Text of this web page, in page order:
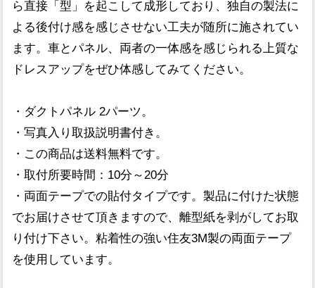
ら直接「型」を起こして成形しており、独自の製法に
よる後付け感を感じさせない工夫が随所に施されてい
ます。車とパネル、両者の一体感を感じられる上質な
ドレスアップをぜひ体感してみてください。
・ダクトパネル 2パーツ。
・写真入り取扱説明書付き。
・この商品は送料無料です。
・取付所要時間：10分～20分
・両面テープでの貼付タイプです。製品に付けた状態
でお届けさせて頂きますので、離型紙を剥がしてお取
り付け下さい。粘着性の強い住友3M製の両面テープ
を使用しています。